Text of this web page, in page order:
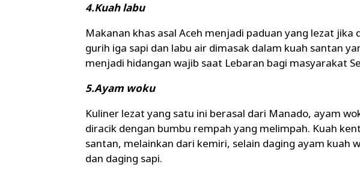
4.Kuah labu
Makanan khas asal Aceh menjadi paduan yang lezat
gurih iga sapi dan labu air dimasak dalam kuah santan
menjadi hidangan wajib saat Lebaran bagi masyarakat
5.Ayam woku
Kuliner lezat yang satu ini berasal dari Manado, ayam
diracik dengan bumbu rempah yang melimpah. Kuah
santan, melainkan dari kemiri, selain daging ayam kuah
dan daging sapi.